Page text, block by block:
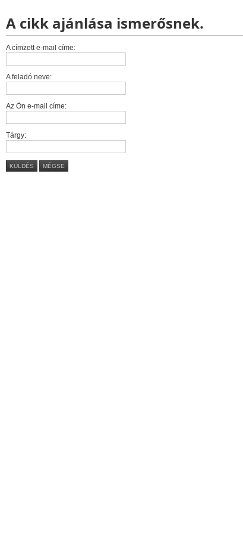
A cikk ajánlása ismerősnek.
A címzett e-mail címe:
A feladó neve:
Az Ön e-mail címe:
Tárgy:
KÜLDÉS MÉGSE